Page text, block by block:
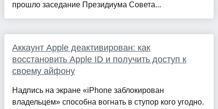
прошло заседание Президиума Совета...
Аккаунт Apple деактивирован: как
восстановить Apple ID и получить доступ к
своему айфону
Надпись на экране «iPhone заблокирован
владельцем» способна вогнать в ступор кого угодно.